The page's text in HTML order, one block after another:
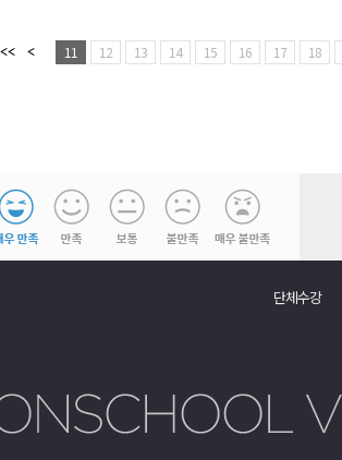
11 12 13 14 15 16 17 18
단체수강